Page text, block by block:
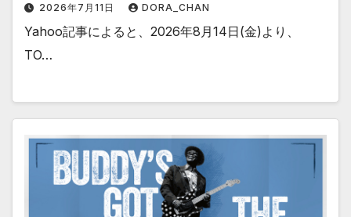
2026年7月11日 DORA_CHAN
Yahoo記事によると、2026年8月14日(金)より、
TO…